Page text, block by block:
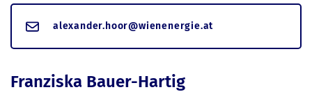
alexander.hoor@wienenergie.at
Franziska Bauer-Hartig